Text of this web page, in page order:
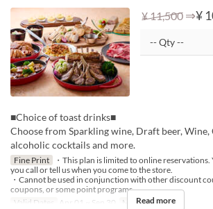
¥ 11,500 ⇒¥
■Choice of toast drinks■
Choose from Sparkling wine, Draft beer,
alcoholic cocktails and more.
Fine Print
・This plan is limited to online
you call or tell us when you come to the store.
・Cannot be used in conjunction with other discount
coupons, or some point programs.
Valid Dates
Apr 01 ~ Sep 30 Meals Dinner
Read more